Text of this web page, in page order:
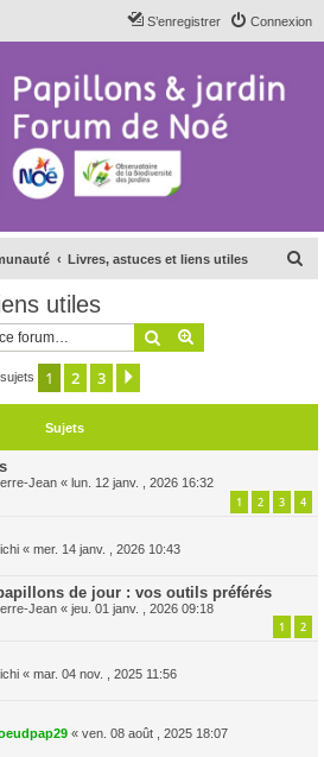
Connexion
S’enregistrer
Livres, astuces et liens utiles
r
utiles
Rechercher
1 2 3
Sujets
Jean « lun. 12 janv. , 2026 16:32
1 2 3 4
« mer. 14 janv. , 2026 10:43
de jour : vos outils préférés
Jean « jeu. 01 janv. , 2026 09:18
1 2
« mar. 04 nov. , 2025 11:56
« ven. 08 août , 2025 18:07